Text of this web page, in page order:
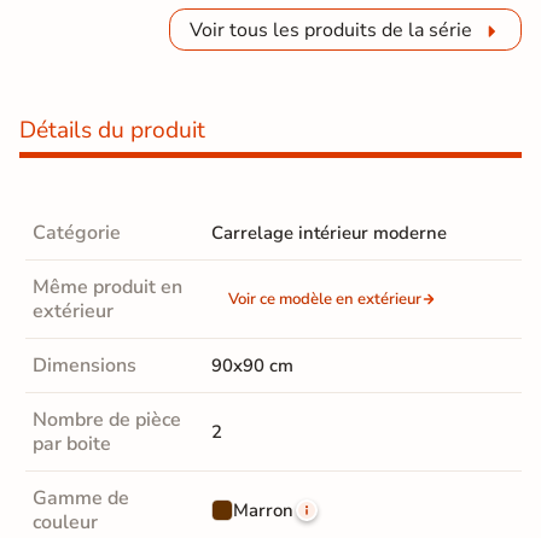
Voir tous les produits de la série
Détails du produit
Catégorie Carrelage intérieur moderne
Même produit en
extérieur
Voir ce modèle en extérieur
Dimensions 90x90 cm
Nombre de pièce
par boite
2
Gamme de
couleur
Marron